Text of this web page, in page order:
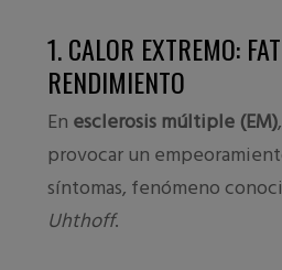
1. CALOR EXTREMO:
RENDIMIENTO
En esclerosis múltiple (EM)
provocar un
síntomas, fenómeno
Uhthoff.